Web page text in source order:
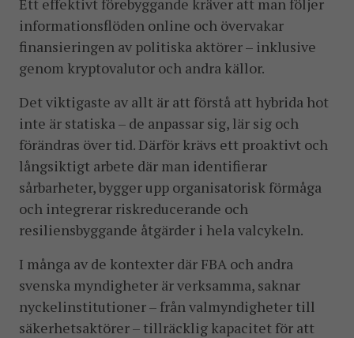
Ett effektivt förebyggande kräver att man följer
informationsflöden online och övervakar
finansieringen av politiska aktörer – inklusive
genom kryptovalutor och andra källor.
Det viktigaste av allt är att förstå att hybrida hot
inte är statiska – de anpassar sig, lär sig och
förändras över tid. Därför krävs ett proaktivt och
långsiktigt arbete där man identifierar
sårbarheter, bygger upp organisatorisk förmåga
och integrerar riskreducerande och
resiliensbyggande åtgärder i hela valcykeln.
I många av de kontexter där FBA och andra
svenska myndigheter är verksamma, saknar
nyckelinstitutioner – från valmyndigheter till
säkerhetsaktörer – tillräcklig kapacitet för att